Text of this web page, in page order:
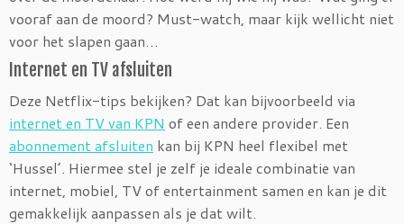
vooraf aan de moord? Must-watch, maar kijk wellicht niet
voor het slapen gaan…
Internet en TV afsluiten
Deze Netflix-tips bekijken? Dat kan bijvoorbeeld via
internet en TV van KPN of een andere provider. Een
abonnement afsluiten kan bij KPN heel flexibel met
‘Hussel’. Hiermee stel je zelf je ideale combinatie van
internet, mobiel, TV of entertainment samen en kan je dit
gemakkelijk aanpassen als je dat wilt.